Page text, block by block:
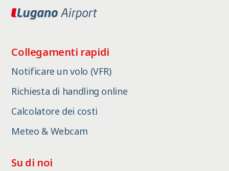
Collegamenti rapidi
Notificare un volo (VFR)
Richiesta di handling online
Calcolatore dei costi
Meteo & Webcam
Su di noi